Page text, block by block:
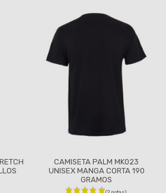
CAMISETA PALM MK023
UNISEX MANGA CORTA 190
GRAMOS